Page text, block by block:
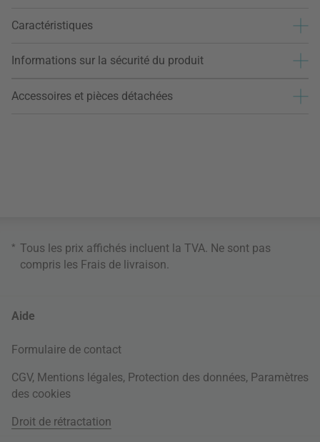
Caractéristiques
Informations sur la sécurité du produit
Accessoires et pièces détachées
* Tous les prix affichés incluent la TVA. Ne sont pas
compris les Frais de livraison
Aide
Formulaire de contact
CGV, Mentions légales, Protection des données, Paramètres
des cookies
Droit de rétractation